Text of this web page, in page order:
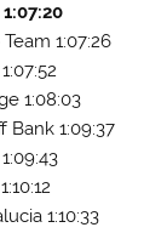
1:07:26
1:08:03
Bank 1:09:37
1:10:33